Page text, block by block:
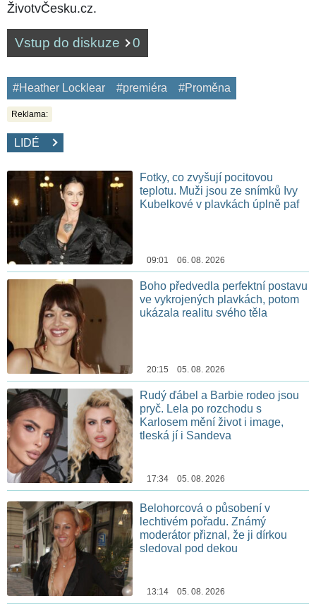
ŽivotvČesku.cz.
Vstup do diskuze 0
#Heather Locklear #premiéra #Proměna
Reklama:
LIDÉ
Fotky, co zvyšují pocitovou
teplotu. Muži jsou ze snímků Ivy
Kubelkové v plavkách úplně paf
09:01 06. 08. 2026
Boho předvedla perfektní postavu
ve vykrojených plavkách, potom
ukázala realitu svého těla
20:15 05. 08. 2026
Rudý ďábel a Barbie rodeo jsou
pryč. Lela po rozchodu s
Karlosem mění život i image,
tleská jí i Sandeva
17:34 05. 08. 2026
Belohorcová o působení v
lechtivém pořadu. Známý
moderátor přiznal, že ji dírkou
sledoval pod dekou
13:14 05. 08. 2026